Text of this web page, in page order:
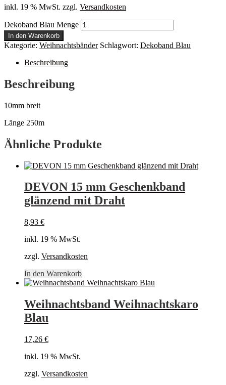
inkl. 19 % MwSt. zzgl. Versandkosten
Dekoband Blau Menge
In den Warenkorb
Kategorie: Weihnachtsbänder Schlagwort: Dekoband Blau
Beschreibung
Beschreibung
10mm breit
Länge 250m
Ähnliche Produkte
DEVON 15 mm Geschenkband
glänzend mit Draht
8,93 €
inkl. 19 % MwSt.
zzgl. Versandkosten
In den Warenkorb
Weihnachtsband Weihnachtskaro
Blau
17,26 €
inkl. 19 % MwSt.
zzgl. Versandkosten